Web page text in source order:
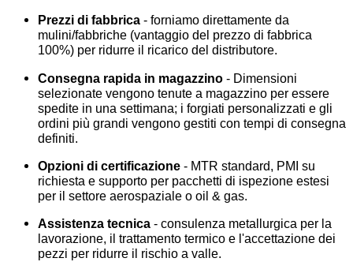
Prezzi di fabbrica - forniamo direttamente da
mulini/fabbriche (vantaggio del prezzo di fabbrica
100%) per ridurre il ricarico del distributore.
Consegna rapida in magazzino - Dimensioni
selezionate vengono tenute a magazzino per essere
spedite in una settimana; i forgiati personalizzati e gli
ordini più grandi vengono gestiti con tempi di consegna
definiti.
Opzioni di certificazione - MTR standard, PMI su
richiesta e supporto per pacchetti di ispezione estesi
per il settore aerospaziale o oil & gas.
Assistenza tecnica - consulenza metallurgica per la
lavorazione, il trattamento termico e l'accettazione dei
pezzi per ridurre il rischio a valle.